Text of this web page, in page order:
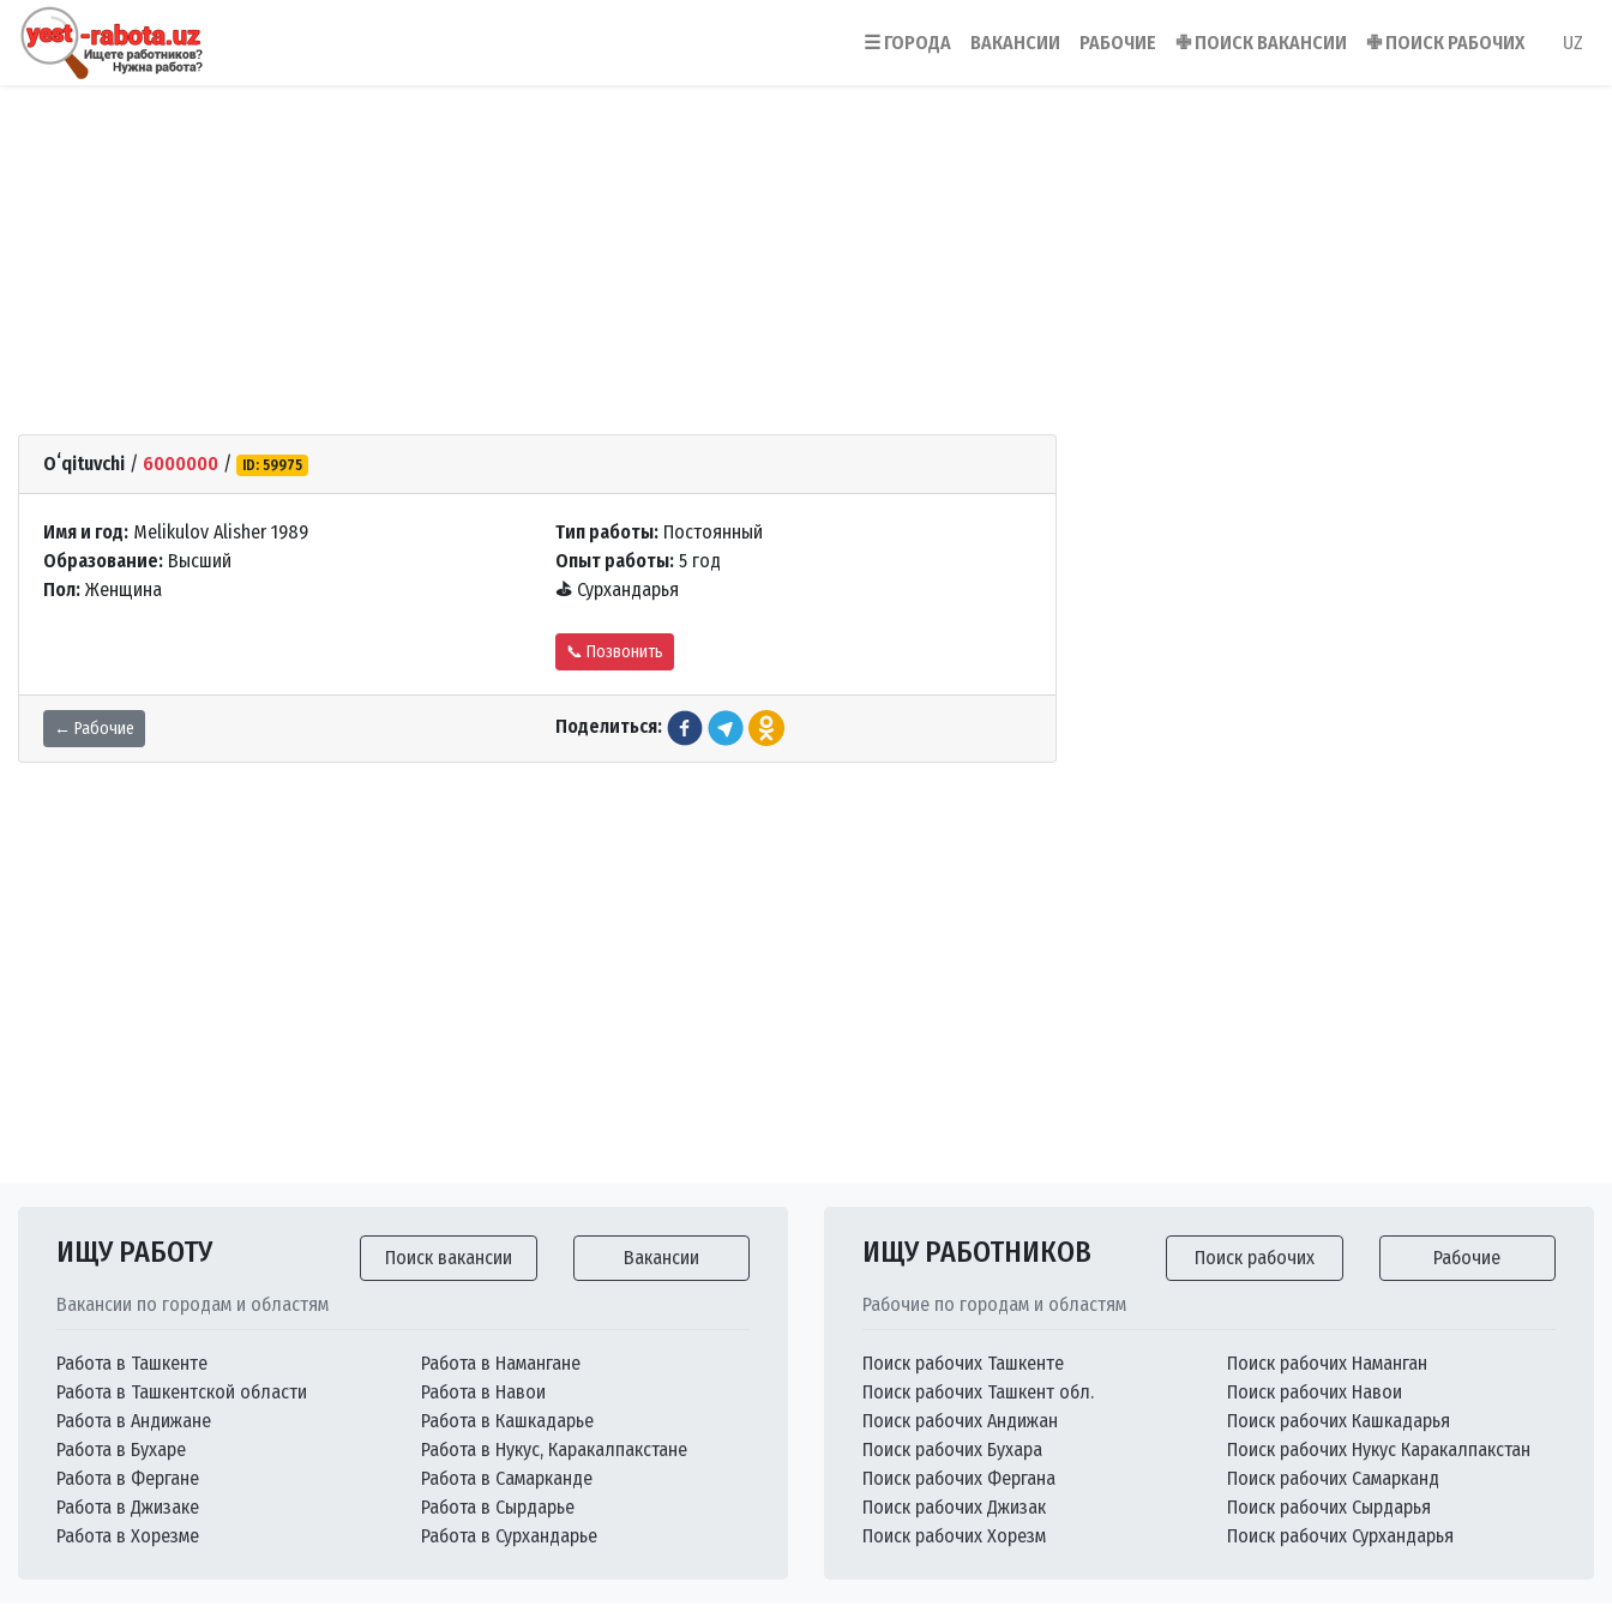
☰ ГОРОДА ВАКАНСИИ РАБОЧИЕ ✙ПОИСК ВАКАНСИИ ✙ПОИСК РАБОЧИХ UZ
Oʻqituvchi / 6000000 / ID: 59975
Имя и год: Melikulov Alisher 1989
Образование: Высший
Пол: Женщина
Тип работы: Постоянный
Опыт работы: 5 год
⛳ Сурхандарья
📞 Позвонить
← Рабочие Поделиться:
ИЩУ РАБОТУ Поиск вакансии Вакансии
Вакансии по городам и областям
Работа в Ташкенте
Работа в Ташкентской области
Работа в Андижане
Работа в Бухаре
Работа в Фергане
Работа в Джизаке
Работа в Хорезме
Работа в Намангане
Работа в Навои
Работа в Кашкадарье
Работа в Нукус, Каракалпакстане
Работа в Самарканде
Работа в Сырдарье
Работа в Сурхандарье
ИЩУ РАБОТНИКОВ Поиск рабочих Рабочие
Рабочие по городам и областям
Поиск рабочих Ташкенте
Поиск рабочих Ташкент обл.
Поиск рабочих Андижан
Поиск рабочих Бухара
Поиск рабочих Фергана
Поиск рабочих Джизак
Поиск рабочих Хорезм
Поиск рабочих Наманган
Поиск рабочих Навои
Поиск рабочих Кашкадарья
Поиск рабочих Нукус Каракалпакстан
Поиск рабочих Самарканд
Поиск рабочих Сырдарья
Поиск рабочих Сурхандарья